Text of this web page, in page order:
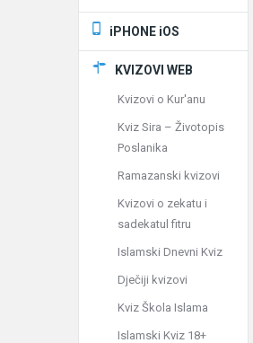
iPHONE iOS
KVIZOVI WEB
Kvizovi o Kur'anu
Kviz Sira – Životopis
Poslanika
Ramazanski kvizovi
Kvizovi o zekatu i
sadekatul fitru
Islamski Dnevni Kviz
Dječiji kvizovi
Kviz Škola Islama
Islamski Kviz 18+